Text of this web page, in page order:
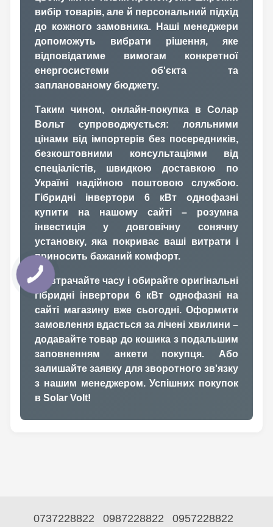
вибір товарів, але й персональний підхід
до кожного замовника. Наші менеджери
допоможуть вибрати рішення, яке
відповідатиме вимогам конкретної
енергосистеми об'єкта та
запланованому бюджету.
Таким чином, онлайн-покупка в Солар
Вольт супроводжується: лояльними
цінами від імпортерів без посередників,
безкоштовними консультаціями від
спеціалістів, швидкою доставкою по
Україні надійною поштовою службою.
Гібридні інвертори 6 кВт однофазні
купити на нашому сайті – розумна
інвестиція у довговічну сонячну
установку, яка покриває ваші витрати і
приносить бажаний комфорт.
Не втрачайте часу і обирайте оригінальні
гібридні інвертори 6 кВт однофазні на
сайті магазину вже сьогодні. Оформити
замовлення вдасться за лічені хвилини –
додавайте товар до кошика з подальшим
заповненням анкети покупця. Або
залишайте заявку для зворотного зв'язку
з нашим менеджером. Успішних покупок
в Solar Volt!
0737228822 0987228822 0957228822